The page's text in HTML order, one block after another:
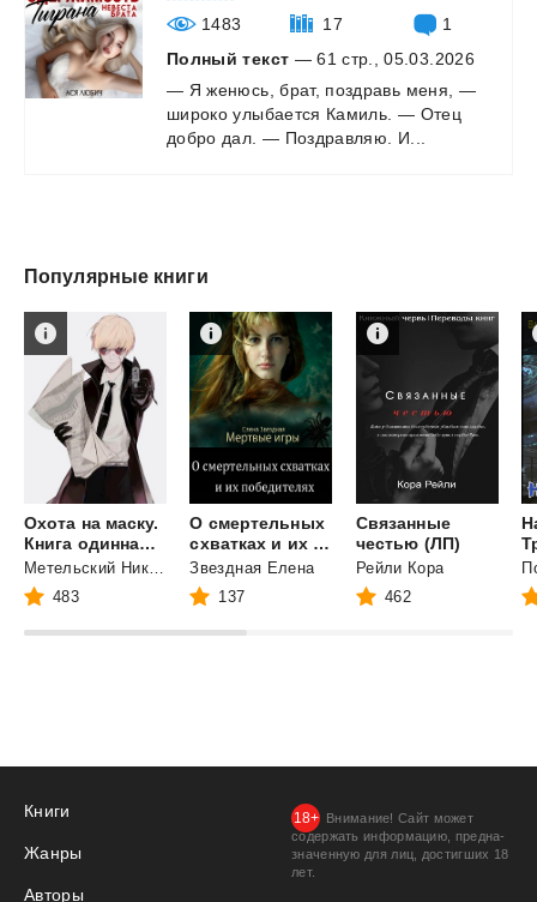
1483
17
1
Полный текст — 61 стр., 05.03.2026
— Я женюсь, брат, поздравь меня,
—
широко улыбается Камиль. — Отец
добро дал. — Поздравляю. И...
Популярные книги
Охота на маску.
Книга одиннадцатая (часть вторая)
Метельский Николай Александрович
483
О смертельных
схватках и их победителях
Звездная Елена
137
Связанные
честью (ЛП)
Рейли Кора
462
Книги
Жанры
Авторы
Внимание! Сайт может
содержать информацию, предна­
значенную для лиц, дости­гших 18
лет.